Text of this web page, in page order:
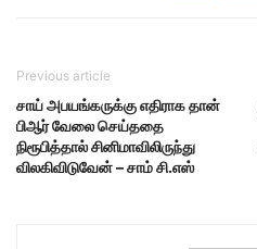
Previous article
சாய் அபயங்கருக்கு எதிராக தான்
பிஆர் வேலை செய்ததை
நிரூபித்தால் சினிமாவிலிருந்து
விலகிவிடுவேன் – சாம் சி.எஸ்